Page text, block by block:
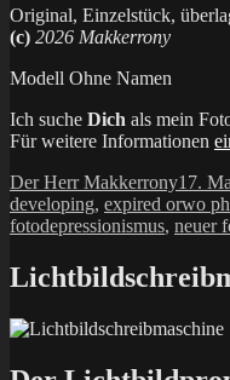
Original, Einzelstück,
(c) 2026 Makkerrony
Modell Ohne Namen
Ich suche Dich als mein
Für weitere Informationen
Autor
Der Herr Makkerrony
am
17.
developing, expired orwo
fotodepressionismus, neuer